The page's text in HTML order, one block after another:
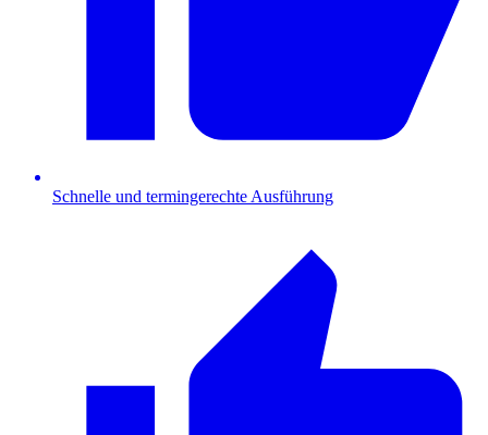
Schnelle und termingerechte Ausführung